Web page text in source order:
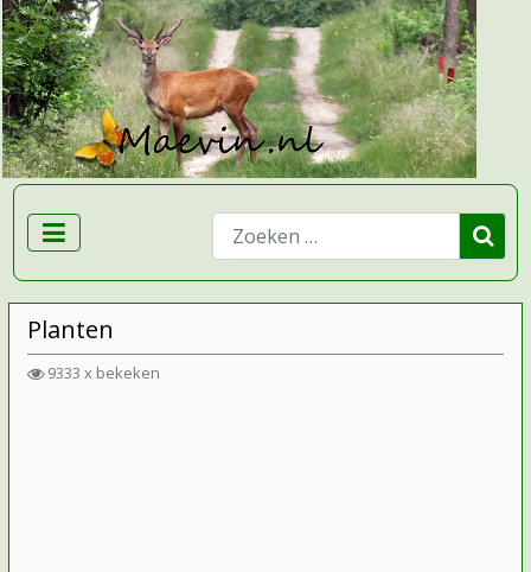
Zoeken
Planten
9333 x bekeken